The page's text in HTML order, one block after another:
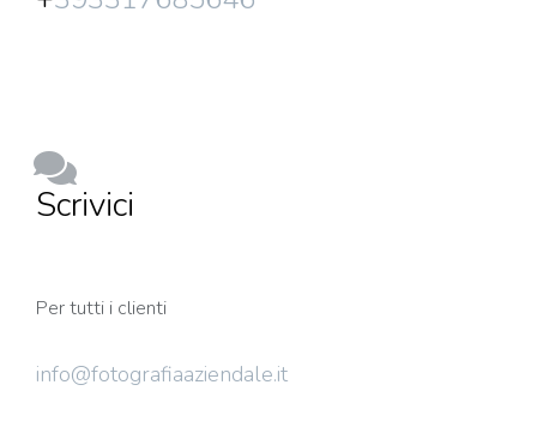
Scrivici
Per tutti i clienti
info@fotografiaaziendale.it